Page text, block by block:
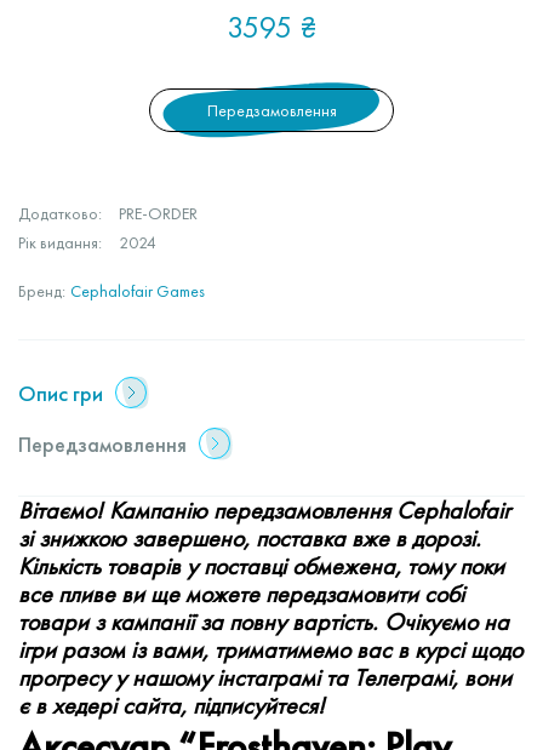
3595 ₴
Передзамовлення
Рік видання: 2024
Додатково: PRE-ORDER
Бренд: Cephalofair Games
Опис гри
Передзамовлення
Вітаємо! Кампанію передзамовлення Cephalofair
зі знижкою завершено, поставка вже в дорозі.
Кількість товарів у поставці обмежена, тому поки
все пливе ви ще можете передзамовити собі
товари з кампанії за повну вартість. Очікуємо на
ігри разом із вами, триматимемо вас в курсі щодо
прогресу у нашому інстаграмі та Телеграмі, вони
є в хедері сайта, підписуйтеся!